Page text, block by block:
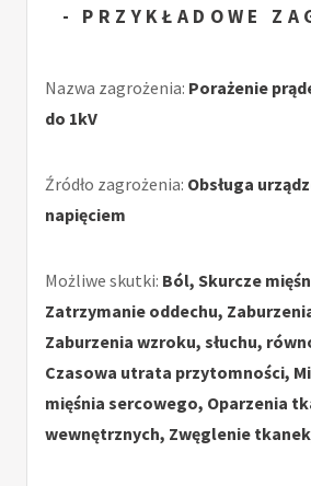
- PRZYKŁADOWE
Nazwa zagrożenia: Porażenie
do 1kV
Źródło zagrożenia: Obsługa
napięciem
Możliwe skutki: Ból, Skurcze
Zatrzymanie oddechu,
Zaburzenia wzroku, słuchu,
Czasowa utrata przytomności,
mięśnia sercowego, Oparzenia
wewnętrznych, Zwęglenie